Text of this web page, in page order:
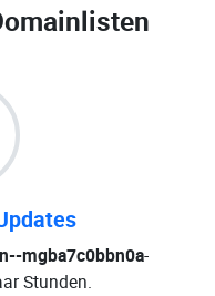
mgba7c0bbn0a-
Stunden.